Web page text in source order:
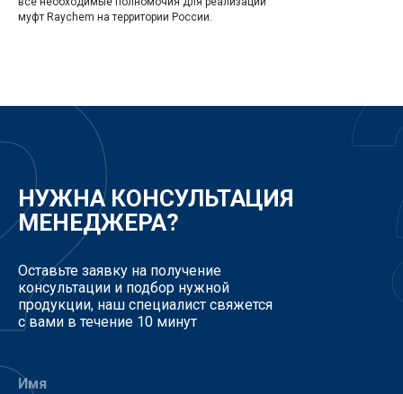
муфт Raychem на территории России.
НУЖНА КОНСУЛЬТАЦИЯ
МЕНЕДЖЕРА?
Оставьте заявку на получение
консультации и подбор нужной
продукции, наш специалист свяжется
с вами в течение 10 минут